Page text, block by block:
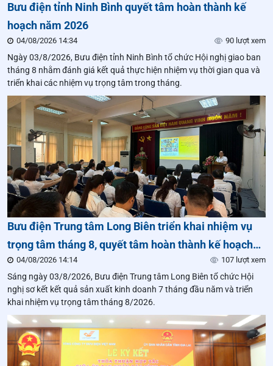
Bưu điện tỉnh Ninh Bình quyết tâm hoàn thành kế
hoạch năm 2026
04/08/2026 14:34 90 lượt xem
Ngày 03/8/2026, Bưu điện tỉnh Ninh Bình tổ chức Hội nghị giao ban
tháng 8 nhằm đánh giá kết quả thực hiện nhiệm vụ thời gian qua và
triển khai các nhiệm vụ trọng tâm trong tháng.
Bưu điện Trung tâm Long Biên triển khai nhiệm vụ
trọng tâm tháng 8, quyết tâm hoàn thành kế hoạch
năm 2026
04/08/2026 14:14 107 lượt xem
Sáng ngày 03/8/2026, Bưu điện Trung tâm Long Biên tổ chức Hội
nghị sơ kết kết quả sản xuất kinh doanh 7 tháng đầu năm và triển
khai nhiệm vụ trọng tâm tháng 8/2026.